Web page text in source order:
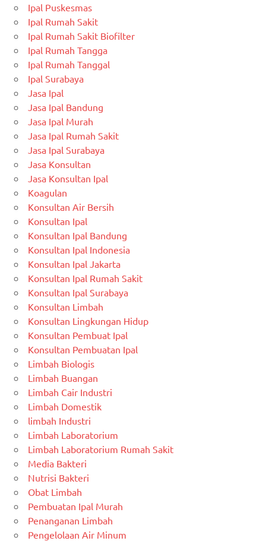
Ipal Puskesmas
Ipal Rumah Sakit
Ipal Rumah Sakit Biofilter
Ipal Rumah Tangga
Ipal Rumah Tanggal
Ipal Surabaya
Jasa Ipal
Jasa Ipal Bandung
Jasa Ipal Murah
Jasa Ipal Rumah Sakit
Jasa Ipal Surabaya
Jasa Konsultan
Jasa Konsultan Ipal
Koagulan
Konsultan Air Bersih
Konsultan Ipal
Konsultan Ipal Bandung
Konsultan Ipal Indonesia
Konsultan Ipal Jakarta
Konsultan Ipal Rumah Sakit
Konsultan Ipal Surabaya
Konsultan Limbah
Konsultan Lingkungan Hidup
Konsultan Pembuat Ipal
Konsultan Pembuatan Ipal
Limbah Biologis
Limbah Buangan
Limbah Cair Industri
Limbah Domestik
limbah Industri
Limbah Laboratorium
Limbah Laboratorium Rumah Sakit
Media Bakteri
Nutrisi Bakteri
Obat Limbah
Pembuatan Ipal Murah
Penanganan Limbah
Pengelolaan Air Minum